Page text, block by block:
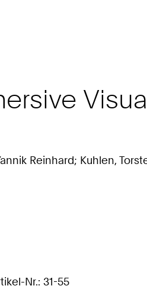
Reinhard; Kuhlen,
Nr.: 31-55